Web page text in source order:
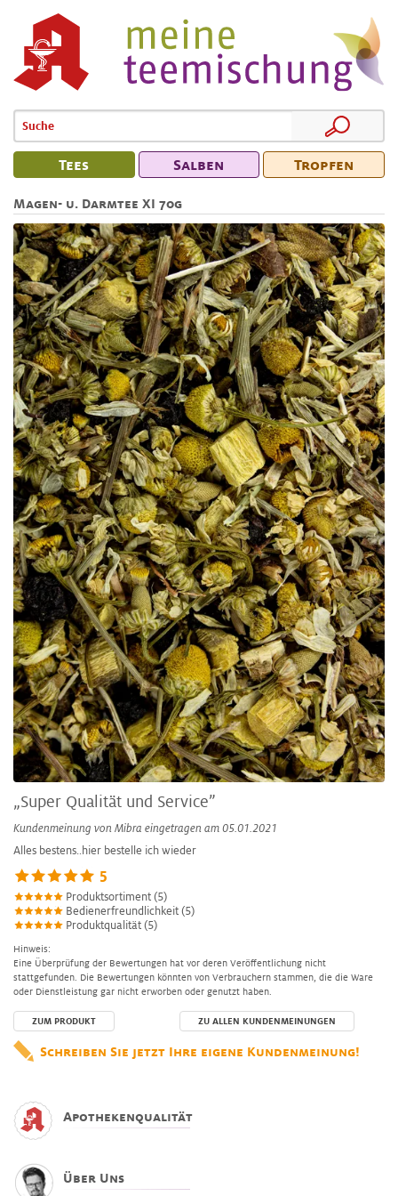
Tees Salben Tropfen
Magen- u. Darmtee XI 70g
„Super Qualität und Service”
Kundenmeinung von Mibra eingetragen am 05.01.2021
Alles bestens..hier bestelle ich wieder
5
Produktsortiment (5)
Bedienerfreundlichkeit (5)
Produktqualität (5)
Hinweis:
Eine Überprüfung der Bewertungen hat vor deren Veröffentlichung nicht
stattgefunden. Die Bewertungen könnten von Verbrauchern stammen, die die Ware
oder Dienstleistung gar nicht erworben oder genutzt haben.
ZUM PRODUKT ZU ALLEN KUNDENMEINUNGEN
Schreiben Sie jetzt Ihre eigene Kundenmeinung!
Apothekenqualität
Über Uns